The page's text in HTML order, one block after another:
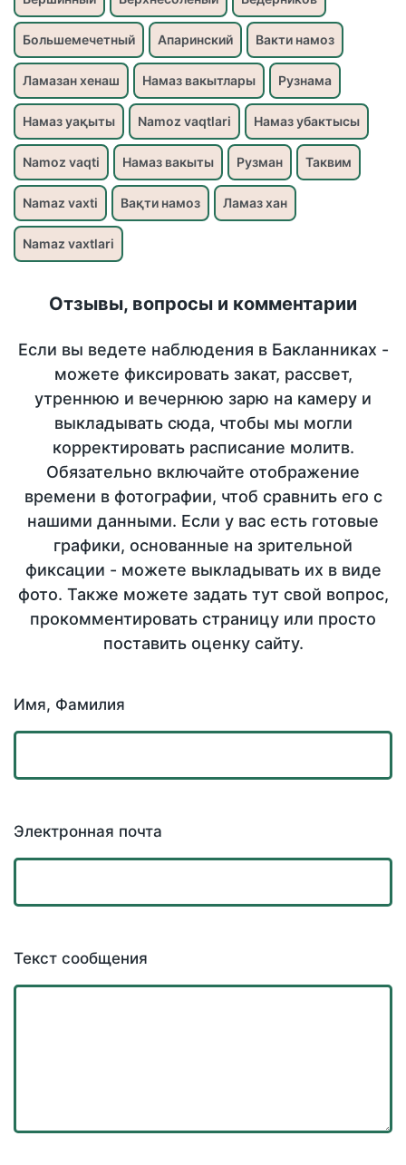
Большемечетный Апаринский Вакти намоз
Ламазан хенаш Намаз вакытлары Рузнама
Намаз уақыты Namoz vaqtlari Намаз убактысы
Namoz vaqti Намаз вакыты Рузман Таквим
Namaz vaxti Вақти намоз Ламаз хан
Namaz vaxtlari
Отзывы, вопросы и комментарии
Если вы ведете наблюдения в Бакланниках -
можете фиксировать закат, рассвет,
утреннюю и вечернюю зарю на камеру и
выкладывать сюда, чтобы мы могли
корректировать расписание молитв.
Обязательно включайте отображение
времени в фотографии, чтоб сравнить его с
нашими данными. Если у вас есть готовые
графики, основанные на зрительной
фиксации - можете выкладывать их в виде
фото. Также можете задать тут свой вопрос,
прокомментировать страницу или просто
поставить оценку сайту.
Имя, Фамилия
Электронная почта
Текст сообщения